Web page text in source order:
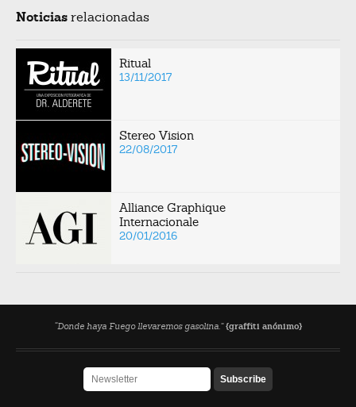
Noticiasrelacionadas
Ritual
13/11/2017
Stereo Vision
22/08/2017
Alliance Graphique
Internacionale
20/01/2016
“Donde haya Fuego llevaremos gasolina.”{graffiti anónimo}